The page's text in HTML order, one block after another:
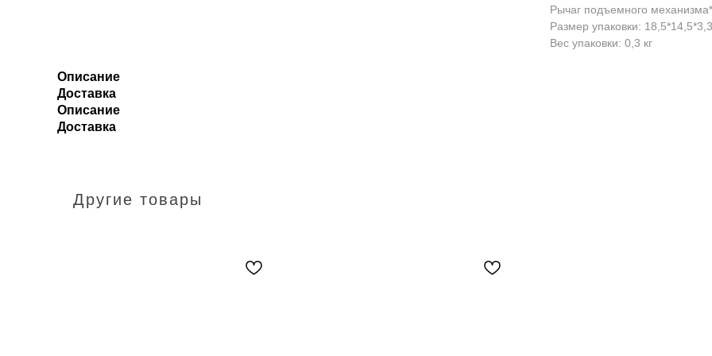
Рычаг подъемного
Размер упаковки:
Вес упаковки: 0,3 кг
Описание
Доставка
Описание
Доставка
Другие товары